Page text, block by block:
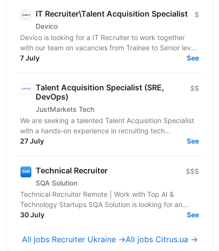
IT Recruiter\Talent Acquisition Specialist
Devico
$
Devico is looking for a IT Recruiter to work together
with our team on vacancies from Trainee to Senior level.
Most of the time, we work with technical...
7 July See
Talent Acquisition Specialist (SRE,
DevOps)
JustMarkets Tech
$$
We are seeking a talented Talent Acquisition Specialist
with a hands-on experience in recruiting tech
professionals. As a Talent Acquisition Specialist you...
27 July See
Technical Recruiter
SQA Solution
$$$
Technical Recruiter Remote | Work with Top AI &
Technology Startups SQA Solution is looking for an
experienced Technical Recruiter to join our team and...
30 July See
All jobs Recruiter Ukraine →All jobs Citrus.ua →